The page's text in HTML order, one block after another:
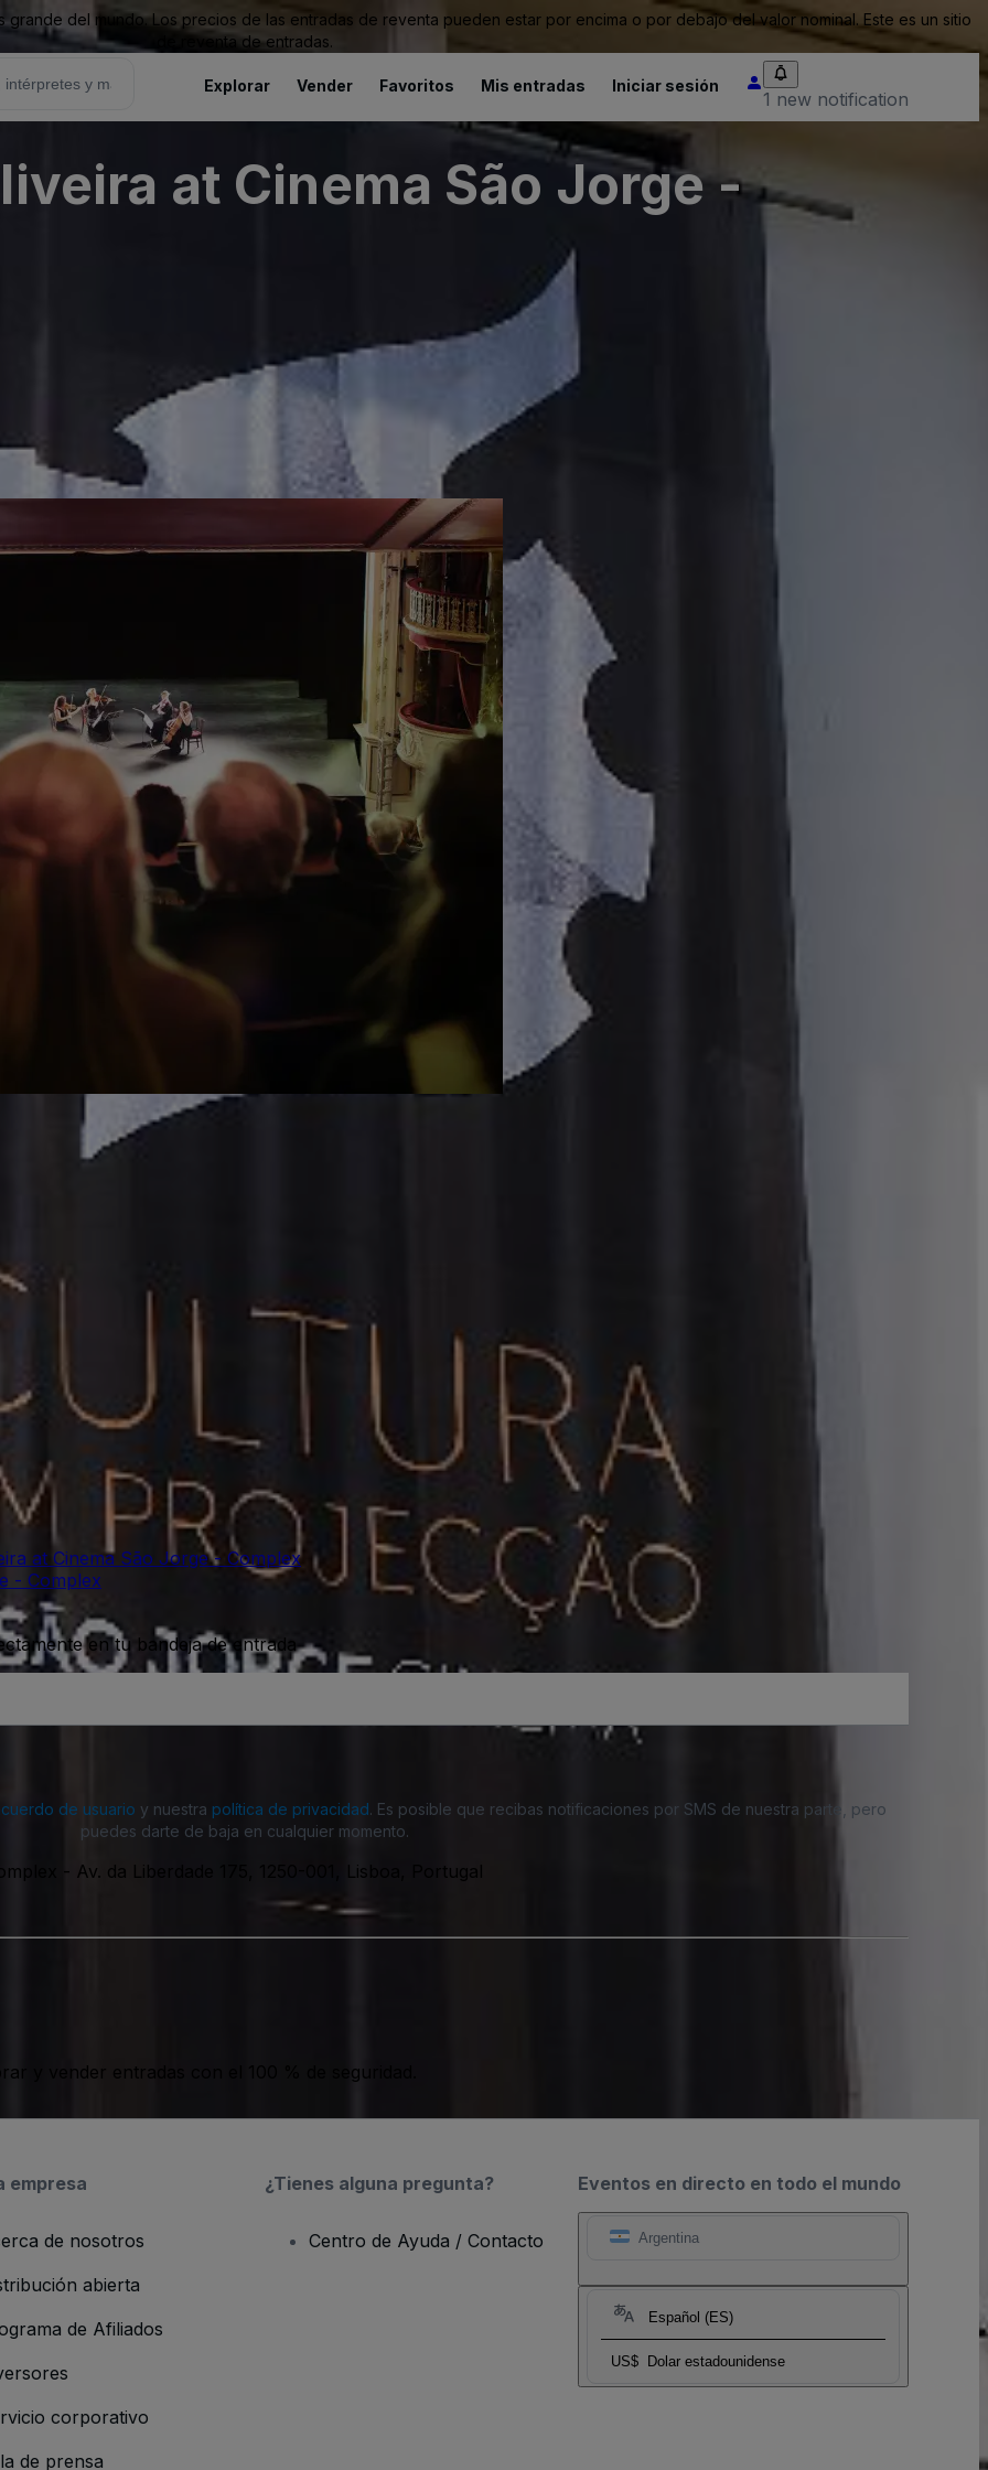
del mundo. Los precios de las entradas de reventa pueden estar por encima o por debajo del valor nominal. Este es un sitio
de reventa de entradas.
Explorar Vender Favoritos Mis entradas Iniciar sesión
1 new notification
at Cinema São Jorge -
at Cinema São Jorge - Complex
- Complex
en tu bandeja de entrada
de usuario y nuestra política de privacidad. Es posible que recibas notificaciones por SMS de nuestra parte, pero
puedes darte de baja en cualquier momento.
- Av. da Liberdade 175, 1250-001, Lisboa, Portugal
y vender entradas con el 100 % de seguridad.
Eventos en directo en todo el mundo
Argentina
Español (ES)
US$ Dolar estadounidense
empresa
de nosotros
abierta
de Afiliados
corporativo
de prensa
¿Tienes alguna pregunta?
Centro de Ayuda / Contacto